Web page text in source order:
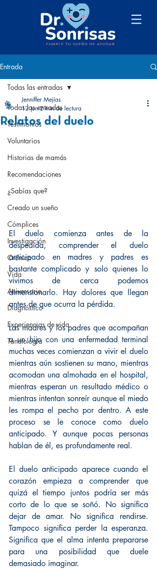
Entrada
Todas las entradas
Testimonios
Voluntarios
Historias de mamás
Recomendaciones
¿Sabías que?
Creado un sueño
Cómplices
Investigación
Crónica
Vida
Aniversario
Diagnóstico
Experiencias de vida
Tanatología
Todas las entradas
Relatos del duelo
Jenniffer Mejías
12 jun 2 min de lectura
El duelo comienza antes de la
despedida, comprender el duelo
anticipado en madres y padres es
bastante complicado y solo quienes lo
vivimos de cerca podemos
dimensionarlo. Hay dolores que llegan
antes de que ocurra la pérdida.
Las madres y los padres que acompañan
a un hijo con una enfermedad terminal
muchas veces comienzan a vivir el duelo
mientras aún sostienen su mano, mientras
acomodan una almohada en el hospital,
mientras esperan un resultado médico o
mientras intentan sonreír aunque el miedo
les rompa el pecho por dentro. A este
proceso se le conoce como duelo
anticipado. Y aunque pocas personas
hablan de él, es profundamente real.
El duelo anticipado aparece cuando el
corazón empieza a comprender que
quizá el tiempo juntos podría ser más
corto de lo que se soñó. No significa
dejar de amar. No significa rendirse.
Tampoco significa perder la esperanza.
Significa que el alma intenta prepararse
para una posibilidad que duele
demasiado imaginar.